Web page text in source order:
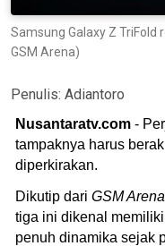
Samsung Galaxy Z TriFold
GSM Arena)
Penulis: Adiantoro
Nusantaratv.com -
tampaknya harus
diperkirakan.
Dikutip dari GSM Arena
tiga ini dikenal
penuh dinamika sejak